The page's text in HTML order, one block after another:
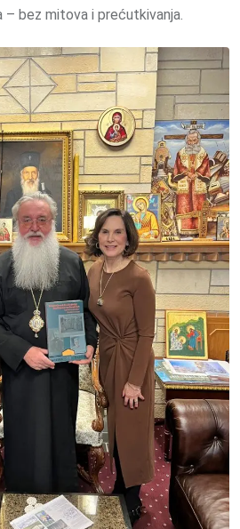
– bez mitova i prećutkivanja.